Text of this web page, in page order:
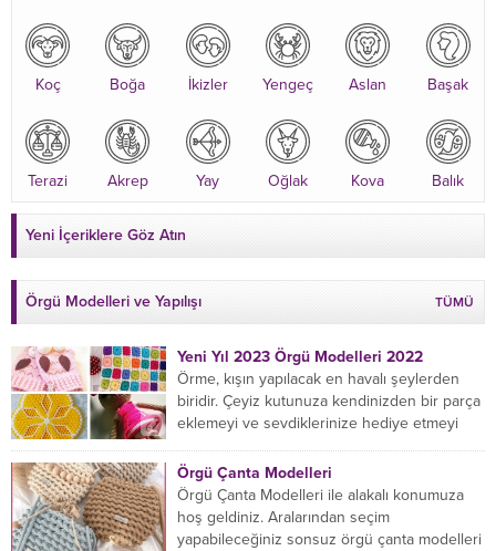
Koç Boğa İkizler Yengeç Aslan Başak
Terazi Akrep Yay Oğlak Kova Balık
Yeni İçeriklere Göz Atın
Örgü Modelleri ve Yapılışı TÜMÜ
Yeni Yıl 2023 Örgü Modelleri 2022
Örme, kışın yapılacak en havalı şeylerden
biridir. Çeyiz kutunuza kendinizden bir parça
eklemeyi ve sevdiklerinize hediye etmeyi
Örgü Çanta Modelleri
Örgü Çanta Modelleri ile alakalı konumuza
hoş geldiniz. Aralarından seçim
yapabileceğiniz sonsuz örgü çanta modelleri